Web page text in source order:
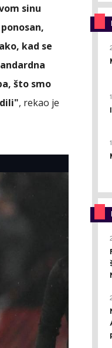
sinu
kad se
što smo
, rekao je